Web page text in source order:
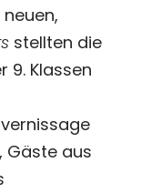
stellten die
9. Klassen
Gäste aus